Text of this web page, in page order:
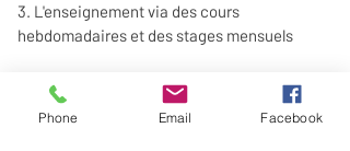
3. L'enseignement via des cours
hebdomadaires et des stages mensuels
4. L'organisation d'événements : milonga
mensuelle, marathon de danse et festival
Phone Email Facebook